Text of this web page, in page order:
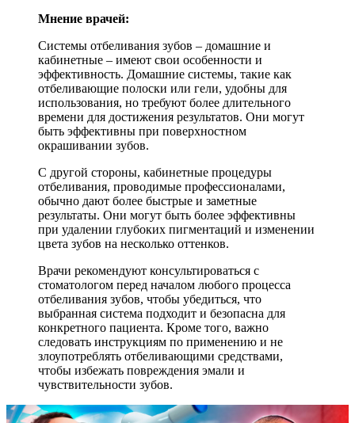
Мнение врачей:
Системы отбеливания зубов – домашние и
кабинетные – имеют свои особенности и
эффективность. Домашние системы, такие как
отбеливающие полоски или гели, удобны для
использования, но требуют более длительного
времени для достижения результатов. Они могут
быть эффективны при поверхностном
окрашивании зубов.
С другой стороны, кабинетные процедуры
отбеливания, проводимые профессионалами,
обычно дают более быстрые и заметные
результаты. Они могут быть более эффективны
при удалении глубоких пигментаций и изменении
цвета зубов на несколько оттенков.
Врачи рекомендуют консультироваться с
стоматологом перед началом любого процесса
отбеливания зубов, чтобы убедиться, что
выбранная система подходит и безопасна для
конкретного пациента. Кроме того, важно
следовать инструкциям по применению и не
злоупотреблять отбеливающими средствами,
чтобы избежать повреждения эмали и
чувствительности зубов.